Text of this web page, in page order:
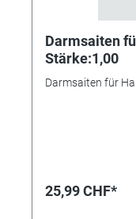
Darmsaiten
Stärke:1,00
Darmsaiten für
25,99 CHF*